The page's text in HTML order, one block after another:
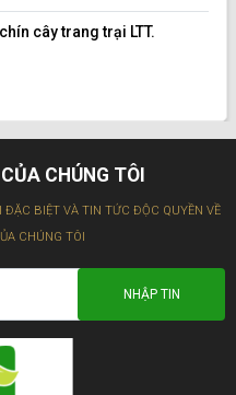
cây trang trại LTT.
CHÚNG TÔI
BIỆT VÀ TIN TỨC ĐỘC QUYỀN VỀ
CHÚNG TÔI